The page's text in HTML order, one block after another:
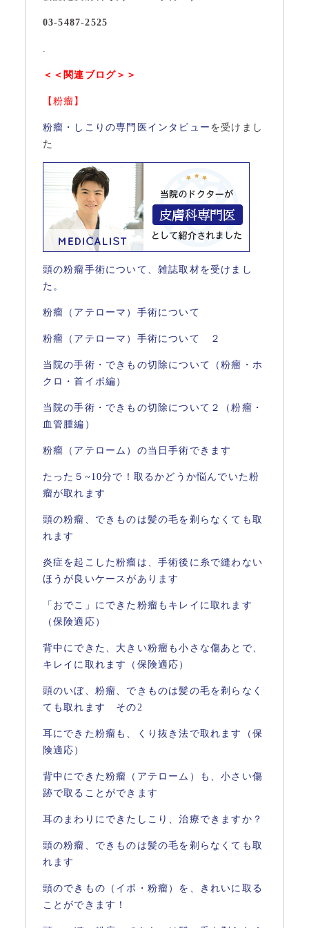
03-5487-2525
.
＜＜関連ブログ＞＞
【粉瘤】
粉瘤・しこりの専門医インタビュー を受けまし
た
頭の粉瘤手術について、雑誌取材を受けまし
た。
粉瘤（アテローマ）手術について
粉瘤（アテローマ）手術について ２
当院の手術・できもの切除について（粉瘤・ホ
クロ・首イボ編）
当院の手術・できもの切除について２（粉瘤・
血管腫編）
粉瘤（アテローム）の当日手術できます
たった５~10分で！取るかどうか悩んでいた粉
瘤が取れます
頭の粉瘤、できものは髪の毛を剃らなくても取
れます
炎症を起こした粉瘤は、手術後に糸で縫わない
ほうが良いケースがあります
「おでこ」にできた粉瘤もキレイに取れます
（保険適応）
背中にできた、大きい粉瘤も小さな傷あとで、
キレイに取れます（保険適応）
頭のいぼ、粉瘤、できものは髪の毛を剃らなく
ても取れます その2
耳にできた粉瘤も、くり抜き法で取れます（保
険適応）
背中にできた粉瘤（アテローム）も、小さい傷
跡で取ることができます
耳のまわりにできたしこり、治療できますか？
頭の粉瘤、できものは髪の毛を剃らなくても取
れます
頭のできもの（イボ・粉瘤）を、きれいに取る
ことができます！